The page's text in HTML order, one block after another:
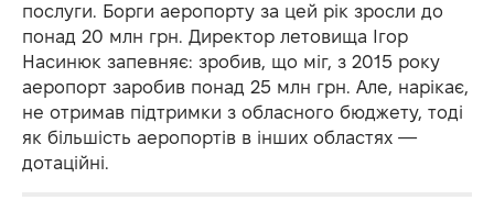
послуги. Борги аеропорту за цей рік зросли до
понад 20 млн грн. Директор летовища Ігор
Насинюк запевняє: зробив, що міг, з 2015 року
аеропорт заробив понад 25 млн грн. Але, нарікає,
не отримав підтримки з обласного бюджету, тоді
як більшість аеропортів в інших областях —
дотаційні.